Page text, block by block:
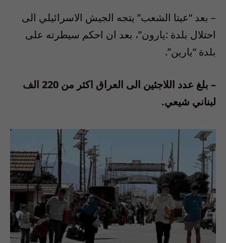
– بعد “عيتا الشعب” يتجه الجيش الاسرائيلي الى
احتلال بلدة :يارون”، بعد ان احكم سيطرته على
بلدة “يارين”.
– بلغ عدد اللاجئين الى العراق اكثر من 220 الف
لبناني شيعي.